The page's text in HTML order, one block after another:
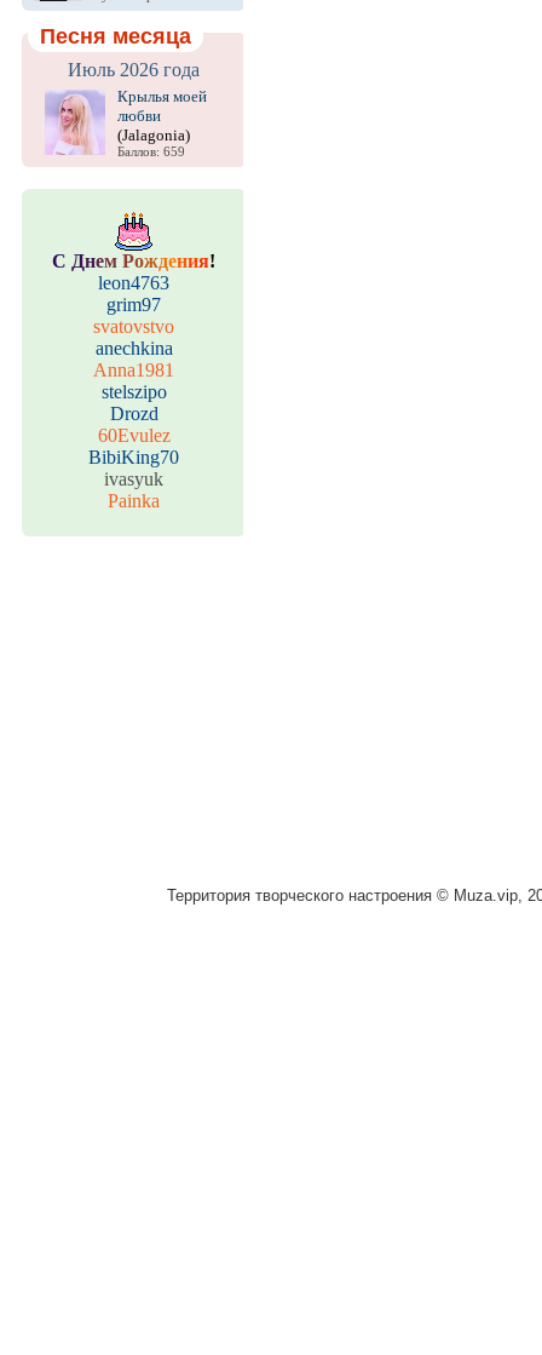
Песня месяца
Июль 2026 года
Крылья моей
любви
(Jalagonia)
Баллов: 659
С Днем Рождения!
leon4763
grim97
svatovstvo
anechkina
Anna1981
stelszipo
Drozd
60Evulez
BibiKing70
ivasyuk
Painka
Территория творческого настроения © Muza.vip,